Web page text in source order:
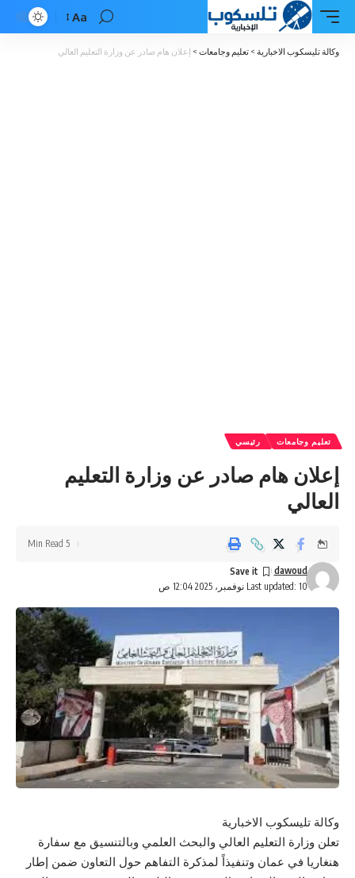
Font
Resizer
Aa
وكالة تليسكوب الاخبارية > تعليم وجامعات > إعلان هام صادر عن وزارة التعليم العالي
تعليم وجامعات رئيسي
إعلان هام صادر عن وزارة التعليم
العالي
Last updated: 10 نوفمبر، 2025 12:04 ص
dawoud
5 Min Read
وكالة تليسكوب الاخبارية
تعلن وزارة التعليم العالي والبحث العلمي وبالتنسيق مع سفارة
هنغاريا في عمان وتنفيذاً لمذكرة التفاهم حول التعاون ضمن إطار